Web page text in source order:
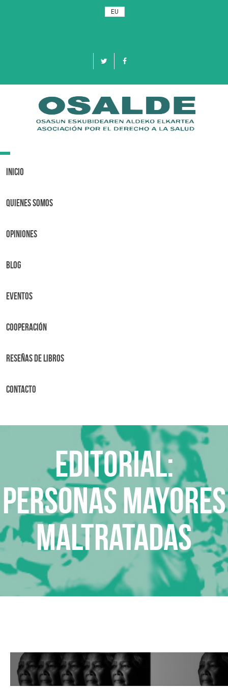
EU
Toggle
Inicio
Quienes Somos
OPINIONES
BLOG
Eventos
Cooperación
Reseñas de libros
Contacto
Editorial:
Personas mayores
maltratadas